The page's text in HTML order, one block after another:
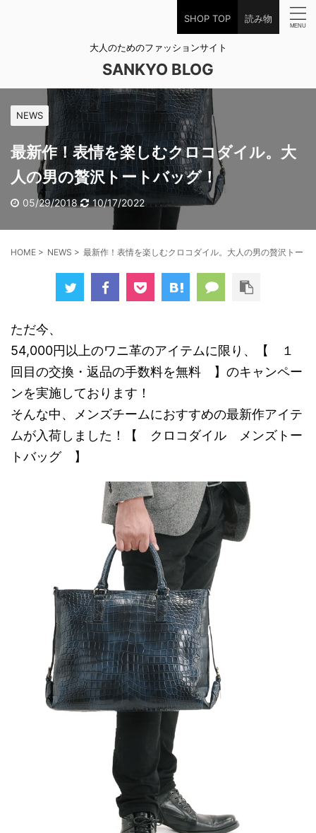
SHOP TOP 読み物
大人のためのファッションサイト
SANKYO BLOG
NEWS
最新作！表情を楽しむクロコダイル。大
人の男の贅沢トートバッグ！
05/29/2018 10/17/2022
HOME > NEWS > 最新作！表情を楽しむクロコダイル。大人の男の贅沢トート
ただ今、
54,000円以上のワニ革のアイテムに限り、【 １
回目の交換・返品の手数料を無料 】のキャンペー
ンを実施しております！
そんな中、メンズチームにおすすめの最新作アイテ
ムが入荷しました！【 クロコダイル メンズトー
トバッグ 】